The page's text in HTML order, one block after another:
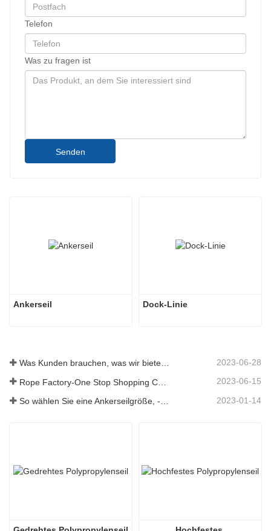
Telefon
Was zu fragen ist
Senden
Ankerseil Dock-Linie
Was Kunden brauchen, was wir bieten – Tai an Rope Ltd 2023-06-28
2023-06-15
2023-01-14